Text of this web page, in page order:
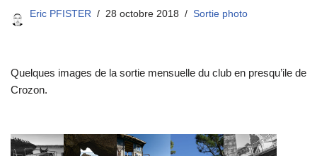
Eric PFISTER 28 octobre 2018 Sortie photo
Quelques images de la sortie mensuelle du club en presqu’ile de
Crozon.